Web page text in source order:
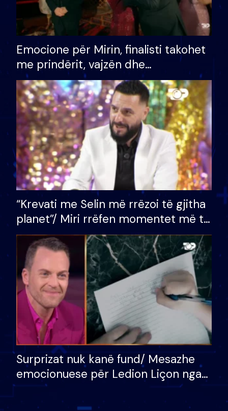
Emocione për Mirin, finalisti takohet
me prindërit, vajzën dhe
bashkëshorten: S’kemi ndonjë letër
divorci apo jo?
“Krevati me Selin më rrëzoi të gjitha
planet”/ Miri rrëfen momentet më të
bukura në shtëpinë e BB VIP: Do më
mungojë zilja e mëngjesit kur…
Surprizat nuk kanë fund/ Mesazhe
emocionuese për Ledion Liçon nga
nëna dhe fëmijët e tij, moderatori
nuk i mban dot lotët: Nuk meritoj…